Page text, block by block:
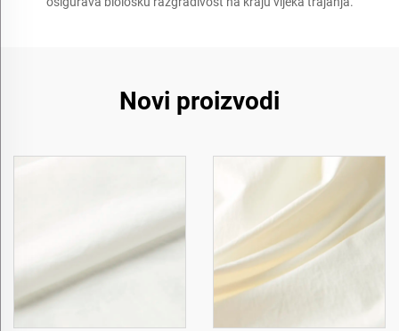
Novi proizvodi